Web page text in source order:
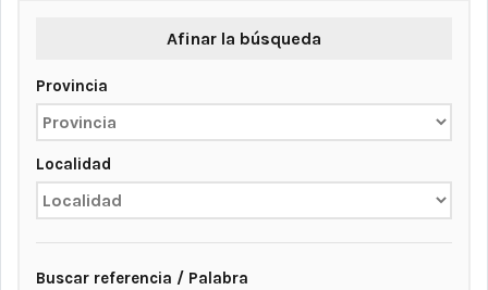
Afinar la búsqueda
Provincia
Localidad
Buscar referencia / Palabra